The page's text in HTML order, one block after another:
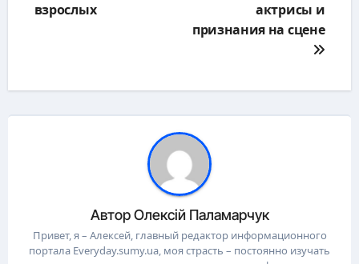
взрослых
актрисы и
признания на сцене
АвторОлексій Паламарчук
Привет, я – Алексей, главный редактор информационного
портала Everyday.sumy.ua, моя страсть – постоянно изучать